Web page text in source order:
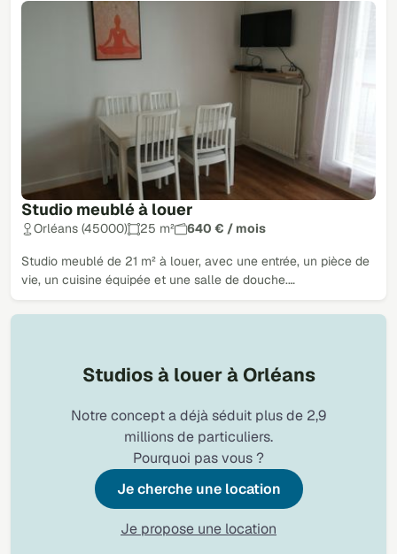
Studio meublé à louer
Orléans (45000) 25 m² 640 € / mois
Studio meublé de 21 m² à louer, avec une entrée, un pièce de
vie, un cuisine équipée et une salle de douche.…
Studios à louer à Orléans
Notre concept a déjà séduit plus de 2,9
millions de particuliers.
Pourquoi pas vous ?
Je cherche une location
Je propose une location